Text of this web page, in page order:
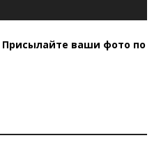
Присылайте ваши фото по